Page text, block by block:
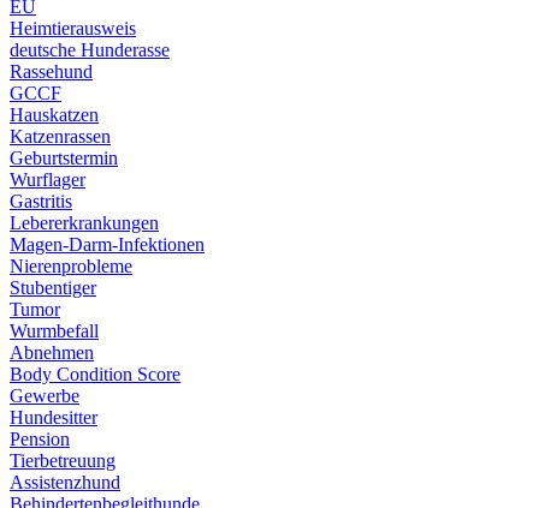
EU
Heimtierausweis
deutsche Hunderasse
Rassehund
GCCF
Hauskatzen
Katzenrassen
Geburtstermin
Wurflager
Gastritis
Lebererkrankungen
Magen-Darm-Infektionen
Nierenprobleme
Stubentiger
Tumor
Wurmbefall
Abnehmen
Body Condition Score
Gewerbe
Hundesitter
Pension
Tierbetreuung
Assistenzhund
Behindertenbegleithunde